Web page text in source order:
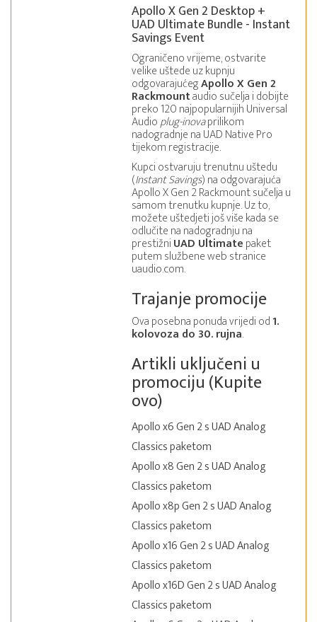
Apollo X Gen 2 Desktop +
UAD Ultimate Bundle - Instant
Savings Event
Ograničeno vrijeme, ostvarite
velike uštede uz kupnju
odgovarajućegApollo X Gen 2
Rackmountaudio sučelja i dobijte
preko 120 najpopularnijih Universal
Audioplug-inovaprilikom
nadogradnje na UAD Native Pro
tijekom registracije.
Kupci ostvaruju trenutnu uštedu
(Instant Savings) na odgovarajuća
Apollo X Gen 2 Rackmount sučelja u
samom trenutku kupnje. Uz to,
možete uštedjeti još više kada se
odlučite na nadogradnju na
prestižniUAD Ultimatepaket
putem službene web stranice
uaudio.com.
Trajanje promocije
Ova posebna ponuda vrijedi od1.
kolovoza do 30. rujna.
Artikli uključeni u
promociju (Kupite
ovo)
Apollo x6 Gen 2 s UAD Analog
Classics paketom
Apollo x8 Gen 2 s UAD Analog
Classics paketom
Apollo x8p Gen 2 s UAD Analog
Classics paketom
Apollo x16 Gen 2 s UAD Analog
Classics paketom
Apollo x16D Gen 2 s UAD Analog
Classics paketom